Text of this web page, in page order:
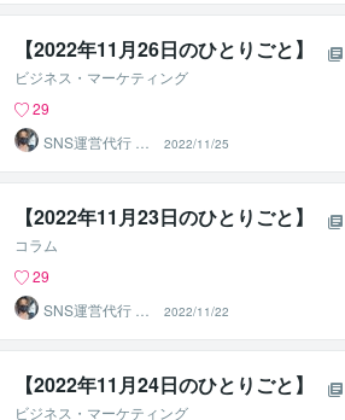
【2022年11月26日のひとりごと】⁡
ビジネス・マーケティング
29
SNS運営代行 ま
るなげ
2022/11/25
【2022年11月23日のひとりごと】⁡
コラム
29
SNS運営代行 ま
るなげ
2022/11/22
【2022年11月24日のひとりごと】⁡
ビジネス・マーケティング